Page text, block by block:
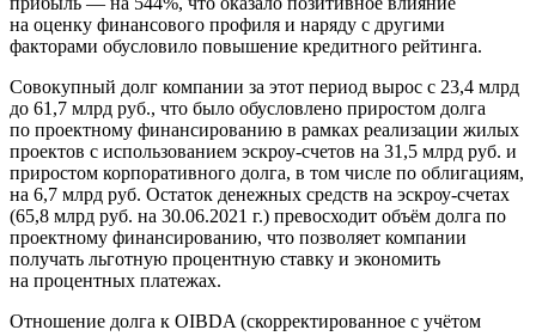
на оценку финансового профиля и наряду с другими
факторами обусловило повышение кредитного рейтинга.
Совокупный долг компании за этот период вырос с 23,4 млрд
до 61,7 млрд руб., что было обусловлено приростом долга
по проектному финансированию в рамках реализации жилых
проектов с использованием эскроу-счетов на 31,5 млрд руб. и
приростом корпоративного долга, в том числе по облигациям,
на 6,7 млрд руб. Остаток денежных средств на эскроу-счетах
(65,8 млрд руб. на 30.06.2021 г.) превосходит объём долга по
проектному финансированию, что позволяет компании
получать льготную процентную ставку и экономить
на процентных платежах.
Отношение долга к OIBDA (скорректированное с учётом